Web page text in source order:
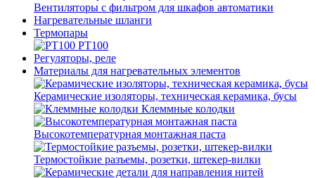
Вентиляторы с фильтром для шкафов автоматики
Нагревательные шланги
Термопары
PT100
Регуляторы, реле
Материалы для нагревательных элементов
Керамические изоляторы, техническая керамика, бусы
Клеммные колодки
Высокотемпературная монтажная паста
Термостойкие разъемы, розетки, штекер-вилки